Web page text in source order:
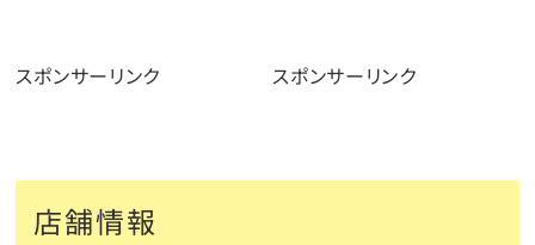
スポンサーリンク スポンサーリンク
店舗情報